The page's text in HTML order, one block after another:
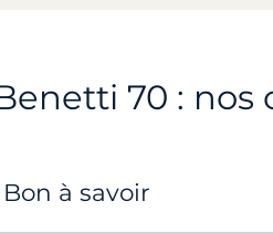
70 : nos
Bon à savoir